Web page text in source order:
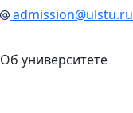
admission@ulstu.ru
Об университете